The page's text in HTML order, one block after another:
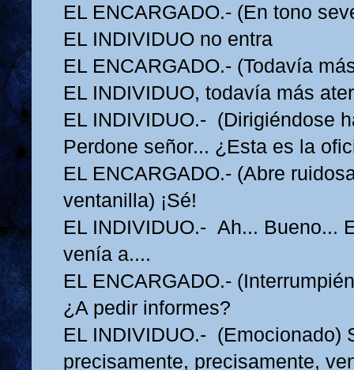
EL ENCARGADO.- (En tono
EL INDIVIDUO no entra
EL ENCARGADO.- (Todavía
EL INDIVIDUO, todavía más
EL INDIVIDUO.- (Dirigiéndose
Perdone señor... ¿Esta es la
EL ENCARGADO.- (Abre
ventanilla) ¡Sé!
EL INDIVIDUO.- Ah... Bueno...
venía a....
EL ENCARGADO.-
¿A pedir informes?
EL INDIVIDUO.- (Emocionado)
precisamente, precisamente,